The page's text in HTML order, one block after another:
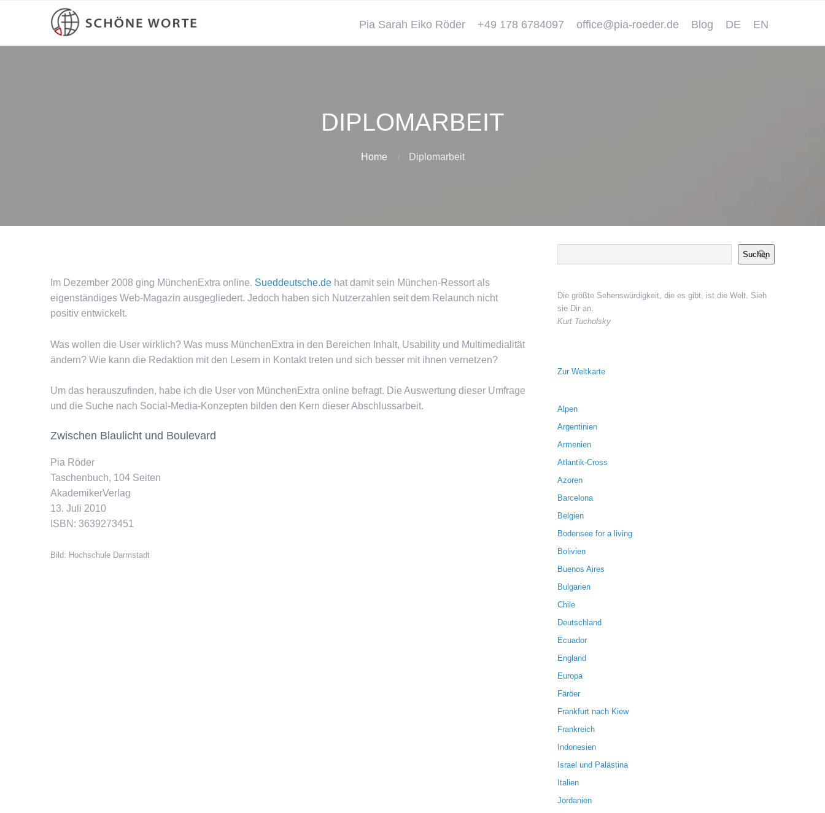
Pia Sarah Eiko Röder +49 178 6784097 office@pia-roeder.de Blog DE EN
DIPLOMARBEIT
Home Diplomarbeit
Im Dezember 2008 ging MünchenExtra online. Sueddeutsche.de hat damit sein München-Ressort als
eigenständiges Web-Magazin ausgegliedert. Jedoch haben sich Nutzerzahlen seit dem Relaunch nicht
positiv entwickelt.
Was wollen die User wirklich? Was muss MünchenExtra in den Bereichen Inhalt, Usability und Multimedialität
ändern? Wie kann die Redaktion mit den Lesern in Kontakt treten und sich besser mit ihnen vernetzen?
Um das herauszufinden, habe ich die User von MünchenExtra online befragt. Die Auswertung dieser Umfrage
und die Suche nach Social-Media-Konzepten bilden den Kern dieser Abschlussarbeit.
Zwischen Blaulicht und Boulevard
Pia Röder
Taschenbuch, 104 Seiten
AkademikerVerlag
13. Juli 2010
ISBN: 3639273451
Bild: Hochschule Darmstadt
Suchen
Die größte Sehenswürdigkeit, die es gibt, ist die Welt. Sieh
sie Dir an.
Kurt Tucholsky
Zur Weltkarte
Alpen
Argentinien
Armenien
Atlantik-Cross
Azoren
Barcelona
Belgien
Bodensee for a living
Bolivien
Buenos Aires
Bulgarien
Chile
Deutschland
Ecuador
England
Europa
Färöer
Frankfurt nach Kiew
Frankreich
Indonesien
Israel und Palästina
Italien
Jordanien